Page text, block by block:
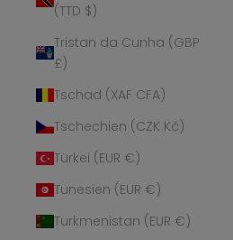
(TTD $)
Tristan da Cunha (GBP
£)
Tschad (XAF CFA)
Tschechien (CZK Kč)
Türkei (EUR €)
Tunesien (EUR €)
Turkmenistan (EUR €)